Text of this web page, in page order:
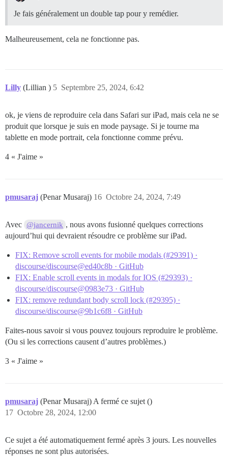
Je fais généralement un double tap pour y remédier.
Malheureusement, cela ne fonctionne pas.
Lilly (Lillian ) Septembre 25, 2024, 6:42
5
ok, je viens de reproduire cela dans Safari sur iPad, mais cela ne se
produit que lorsque je suis en mode paysage. Si je tourne ma
tablette en mode portrait, cela fonctionne comme prévu.
4 « J'aime »
pmusaraj (Penar Musaraj) Octobre 24, 2024, 7:49
16
Avec @jancernik , nous avons fusionné quelques corrections
aujourd’hui qui devraient résoudre ce problème sur iPad.
FIX: Remove scroll events for mobile modals (#29391) ·
discourse/discourse@ed40c8b · GitHub
FIX: Enable scroll events in modals for IOS (#29393) ·
discourse/discourse@0983e73 · GitHub
FIX: remove redundant body scroll lock (#29395) ·
discourse/discourse@9b1c6f8 · GitHub
Faites-nous savoir si vous pouvez toujours reproduire le problème.
(Ou si les corrections causent d’autres problèmes.)
3 « J'aime »
pmusaraj (Penar Musaraj) A fermé ce sujet ()
Octobre 28, 2024, 12:00
17
Ce sujet a été automatiquement fermé après 3 jours. Les nouvelles
réponses ne sont plus autorisées.